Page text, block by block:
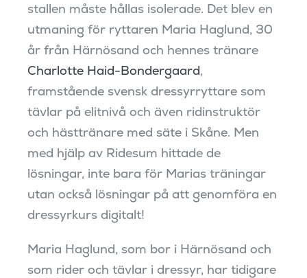
stallen måste hållas isolerade. Det blev en
utmaning för ryttaren Maria Haglund, 30
år från Härnösand och hennes tränare
Charlotte Haid-Bondergaard,
framstående svensk dressyrryttare som
tävlar på elitnivå och även ridinstruktör
och hästtränare med säte i Skåne. Men
med hjälp av Ridesum hittade de
lösningar, inte bara för Marias träningar
utan också lösningar på att genomföra en
dressyrkurs digitalt!
Maria Haglund, som bor i Härnösand och
som rider och tävlar i dressyr, har tidigare